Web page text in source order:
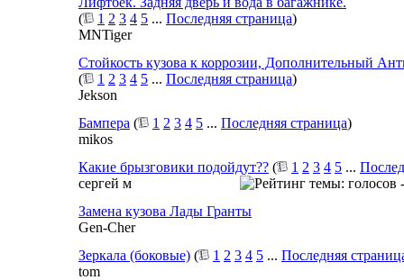
(
1 2 3 4 5 ... Последняя страница)
MNTiger
Стойкость кузова к коррозии, Дополнительный
(
1 2 3 4 5 ... Последняя страница)
Jekson
Бампера ( 1 2 3 4 5 ... Последняя страница)
mikos
Какие брызговики подойдут?? ( 1 2 3 4 5 ...
сергей м
Замена кузова Лады Гранты
Gen-Cher
Зеркала (боковые) ( 1 2 3 4 5 ... Последняя
tom